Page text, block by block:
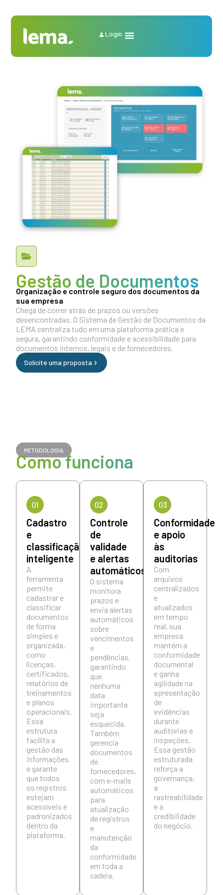
Login
Gestão de Documentos
Organização e controle seguro dos documentos da
sua empresa
Chega de correr atrás de prazos ou versões
desencontradas. O Sistema de Gestão de Documentos da
LEMA centraliza tudo em uma plataforma prática e
segura, garantindo conformidade e acessibilidade para
documentos internos, legais e de fornecedores.
Solicite uma proposta
METODOLOGIA
Como funciona
Cadastro
e
classificação
inteligente
A
ferramenta
permite
cadastrar e
classificar
documentos
de forma
simples e
organizada,
como
licenças,
certificados,
relatórios de
treinamentos
e planos
operacionais.
Essa
estrutura
facilita a
gestão das
informações
e garante
que todos
os registros
estejam
acessíveis e
padronizados
dentro da
plataforma.
Controle
de
validade
e alertas
automáticos
O sistema
monitora
prazos e
envia alertas
automáticos
sobre
vencimentos
e
pendências,
garantindo
que
nenhuma
data
importante
seja
esquecida.
Também
gerencia
documentos
de
fornecedores,
com e-mails
automáticos
para
atualização
de registros
e
manutenção
da
conformidade
em toda a
cadeia.
⁠Conformidade
e apoio
às
auditorias
Com
arquivos
centralizados
e
atualizados
em tempo
real, sua
empresa
mantém a
conformidade
documental
e ganha
agilidade na
apresentação
de
evidências
durante
auditorias e
inspeções.
Essa gestão
estruturada
reforça a
governança,
a
rastreabilidade
e a
credibilidade
do negócio.